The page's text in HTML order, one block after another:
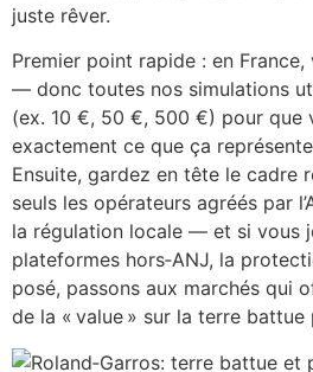
juste rêver.
Premier point rapide : en
— donc toutes nos simulations
(ex. 10 €, 50 €, 500 €) pour que
exactement ce que ça
Ensuite, gardez en tête le cadre
seuls les opérateurs agréés par
la régulation locale — et si vous
plateformes hors‑ANJ, la
posé, passons aux marchés qui
de la « value » sur la terre battue